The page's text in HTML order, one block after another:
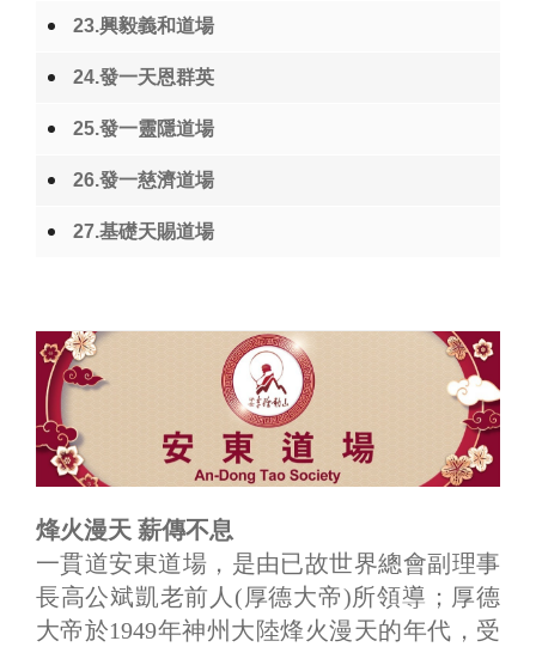
23.興毅義和道場
24.發一天恩群英
25.發一靈隱道場
26.發一慈濟道場
27.基礎天賜道場
烽火漫天 薪傳不息
一貫道安東道場，是由已故世界總會副理事
長高公斌凱老前人(厚德大帝)所領導；厚德
大帝於1949年神州大陸烽火漫天的年代，受